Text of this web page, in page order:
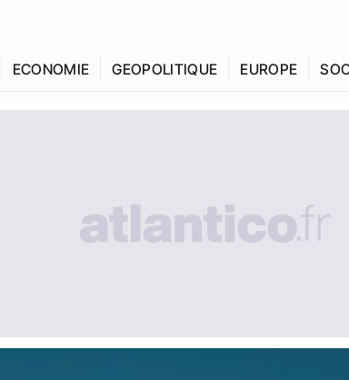
ECONOMIE GEOPOLITIQUE EUROPE